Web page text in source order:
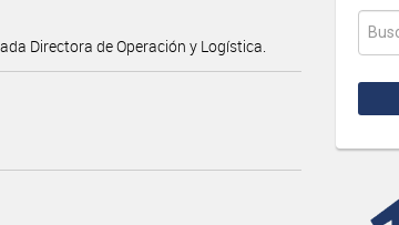
Directora de Operación y Logística.